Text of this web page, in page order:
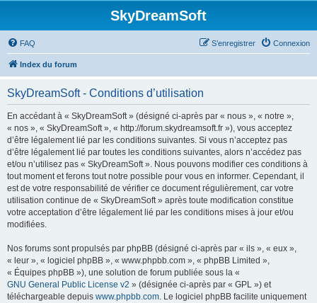
SkyDreamSoft
FAQ Connexion
S’enregistrer
Index du forum
SkyDreamSoft - Conditions d’utilisation
En accédant à « SkyDreamSoft » (désigné ci-après par « nous », « notre »,
« nos », « SkyDreamSoft », « http://forum.skydreamsoft.fr »), vous acceptez
d’être légalement lié par les conditions suivantes. Si vous n’acceptez pas
d’être légalement lié par toutes les conditions suivantes, alors n’accédez pas
et/ou n’utilisez pas « SkyDreamSoft ». Nous pouvons modifier ces conditions à
tout moment et ferons tout notre possible pour vous en informer. Cependant, il
est de votre responsabilité de vérifier ce document régulièrement, car votre
utilisation continue de « SkyDreamSoft » après toute modification constitue
votre acceptation d’être légalement lié par les conditions mises à jour et/ou
modifiées.
Nos forums sont propulsés par phpBB (désigné ci-après par « ils », « eux »,
« leur », « logiciel phpBB », « www.phpbb.com », « phpBB Limited »,
« Équipes phpBB »), une solution de forum publiée sous la «
GNU General Public License v2 » (désignée ci-après par « GPL ») et
téléchargeable depuis www.phpbb.com. Le logiciel phpBB facilite uniquement